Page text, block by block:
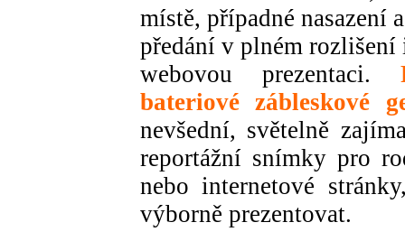
místě, případné nasazení
předání v plném rozlišení
webovou prezentaci.
bateriové zábleskové
nevšední, světelně
reportážní snímky pro
nebo internetové
výborně prezentovat.